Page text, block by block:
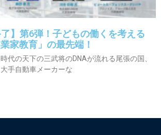
了】第6弾！子どもの働くを考える
家教育」の最先端！
代の天下の三武将のDNAが流れる尾張の国、
手自動車メーカーな